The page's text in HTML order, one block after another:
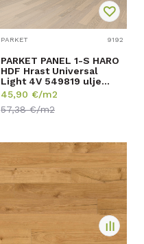
PARKET 9192
PARKET PANEL 1-S HARO
HDF Hrast Universal
Light 4V 549819 ulje
11/120/1000mm p=2...
45,90 €/m2
57,38€/m2